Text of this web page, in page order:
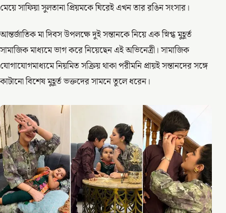
মেয়ে সাফিয়া সুলতানা প্রিয়মকে ঘিরেই এখন তার রঙিন সংসার।
আন্তর্জাতিক মা দিবস উপলক্ষে দুই সন্তানকে নিয়ে এক স্নিগ্ধ মুহূর্ত
সামাজিক মাধ্যমে ভাগ করে নিয়েছেন এই অভিনেত্রী। সামাজিক
যোগাযোগমাধ্যমে নিয়মিত সক্রিয় থাকা পরীমনি প্রায়ই সন্তানদের সঙ্গে
কাটানো বিশেষ মুহূর্ত ভক্তদের সামনে তুলে ধরেন।